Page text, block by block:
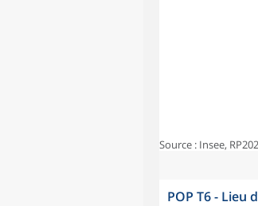
Source : Insee,
POP T6 - Lieu